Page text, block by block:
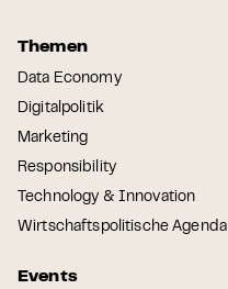
Themen
Data Economy
Digitalpolitik
Marketing
Responsibility
Technology & Innovation
Wirtschaftspolitische Agenda
Events